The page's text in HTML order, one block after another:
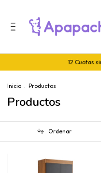
12 Cuotas sin interés
Inicio . Productos
Productos
Ordenar